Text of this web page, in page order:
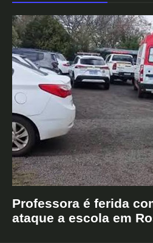
Professora é ferida
ataque a escola em